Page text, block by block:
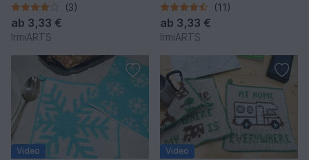
(3)
ab 3,33 €
IrmiARTS
(11)
ab 3,33 €
IrmiARTS
Video Video